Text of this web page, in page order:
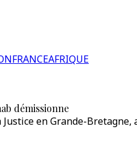
FRANCEAFRIQUE
démissionne
en Grande-